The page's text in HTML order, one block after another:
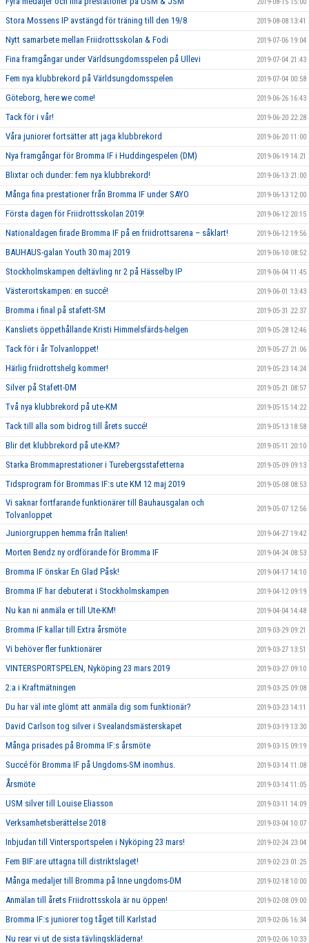
Stora Mossens IP avstängd för träning till den 19/8 2019-08-08 13:41
Nytt samarbete mellan Friidrottsskolan & Fodi 2019-07-06 19:04
Fina framgångar under Världsungdomsspelen på Ullevi 2019-07-04 21:43
Fem nya klubbrekord på Världsungdomsspelen 2019-07-04 00:58
Göteborg, here we come! 2019-06-26 16:43
Tack för i vår! 2019-06-20 22:28
Våra juniorer fortsätter att jaga klubbrekord 2019-06-20 11:00
Nya framgångar för Bromma IF i Huddingespelen (DM) 2019-06-19 14:21
Blixtar och dunder: fem nya klubbrekord! 2019-06-13 21:00
Många fina prestationer från Bromma IF under SAYO 2019-06-13 12:00
Första dagen för Friidrottsskolan 2019! 2019-06-12 20:15
Nationaldagen firade Bromma IF på en friidrottsarena – såklart! 2019-06-12 19:56
BAUHAUS-galan Youth 30 maj 2019 2019-06-10 08:52
Stockholmskampen deltävling nr 2 på Hässelby IP 2019-06-04 11:45
Västerortskampen: en succé! 2019-06-01 13:43
Bromma i final på stafett-SM 2019-05-31 22:37
Kansliets öppethållande Kristi Himmelsfärds-helgen 2019-05-28 12:46
Tack för i år Tolvanloppet! 2019-05-27 21:06
Härlig friidrottshelg kommer! 2019-05-23 14:24
Silver på Stafett-DM 2019-05-21 08:57
Två nya klubbrekord på ute-KM 2019-05-15 14:22
Tack till alla som bidrog till årets succé! 2019-05-13 18:58
Blir det klubbrekord på ute-KM? 2019-05-11 20:10
Starka Brommaprestationer i Turebergsstafetterna 2019-05-09 09:13
Tidsprogram för Brommas IF:s ute KM 12 maj 2019 2019-05-08 08:53
Vi saknar fortfarande funktionärer till Bauhausgalan och
Tolvanloppet
2019-05-07 12:56
Juniorgruppen hemma från Italien! 2019-04-27 19:42
Morten Bendz ny ordförande för Bromma IF 2019-04-24 08:53
Bromma IF önskar En Glad Påsk! 2019-04-17 14:10
Bromma IF har debuterat i Stockholmskampen 2019-04-12 09:19
Nu kan ni anmäla er till Ute-KM! 2019-04-04 14:48
Bromma IF kallar till Extra årsmöte 2019-03-29 09:21
Vi behöver fler funktionärer 2019-03-27 13:51
VINTERSPORTSPELEN, Nyköping 23 mars 2019 2019-03-27 09:10
2:a i Kraftmätningen 2019-03-25 09:08
Du har väl inte glömt att anmäla dig som funktionär? 2019-03-23 14:11
David Carlson tog silver i Svealandsmästerskapet 2019-03-19 13:30
Många prisades på Bromma IF:s årsmöte 2019-03-15 09:19
Succé för Bromma IF på Ungdoms-SM inomhus. 2019-03-14 11:08
Årsmöte 2019-03-14 11:05
USM silver till Louise Eliasson 2019-03-11 14:09
Verksamhetsberättelse 2018 2019-03-04 10:07
Inbjudan till Vintersportspelen i Nyköping 23 mars! 2019-02-24 23:04
Fem BIF:are uttagna till distriktslaget! 2019-02-23 01:25
Många medaljer till Bromma på Inne ungdoms-DM 2019-02-18 10:00
Anmälan till årets Friidrottsskola är nu öppen! 2019-02-08 09:00
Bromma IF:s juniorer tog tåget till Karlstad 2019-02-06 16:34
Nu rear vi ut de sista tävlingskläderna! 2019-02-06 10:33